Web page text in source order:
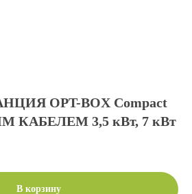
OPT-BOX Compact
3,5 кВт, 7 кВт
В корзину